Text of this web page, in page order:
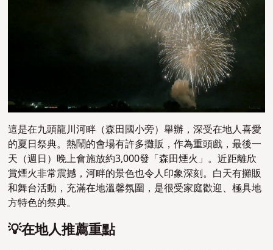
這是在九頭龍川河畔（森田國小旁）舉辦，深受在地人喜愛
的夏日祭典。熱鬧的會場有許多攤販，作為重頭戲，最後一
天（週日）晚上會施放約3,000發「森田煙火」。近距離欣
賞煙火非常震撼，河畔的景色也令人印象深刻。白天有攤販
和舞台活動，充滿在地溫馨氛圍，是很受家庭歡迎、極具地
方特色的祭典。
💡在地人推薦重點